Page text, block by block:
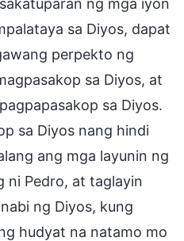
sa Diyos, dapat
perpekto ng
sa Diyos, at
sa Diyos.
sa Diyos nang hindi
ang mga layunin ng
ni Pedro, at taglayin
ng Diyos, kung
hudyat na natamo mo